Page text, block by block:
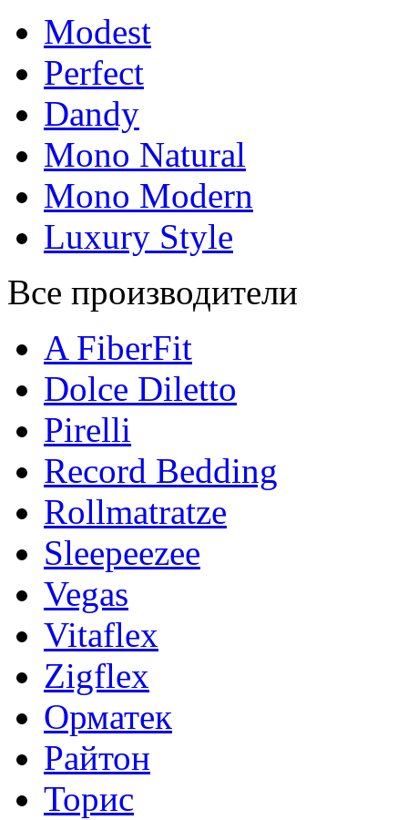
Modest
Perfect
Dandy
Mono Natural
Mono Modern
Luxury Style
Все производители
A FiberFit
Dolce Diletto
Pirelli
Record Bedding
Rollmatratze
Sleepeezee
Vegas
Vitaflex
Zigflex
Орматек
Райтон
Торис